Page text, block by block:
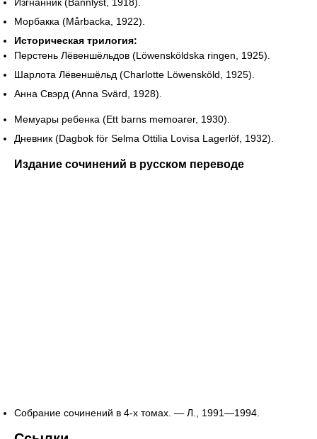
Морбакка (Mårbacka, 1922).
Историческая трилогия:
Перстень Лёвеншёльдов (Löwensköldska ringen, 1925).
Шарлота Лёвеншёльд (Charlotte Löwensköld, 1925).
Анна Свэрд (Anna Svärd, 1928).
Мемуары ребенка (Ett barns memoarer, 1930).
Дневник (Dagbok för Selma Ottilia Lovisa Lagerlöf, 1932).
Издание сочинений в русском переводе
Собрание сочинений в 4-х томах. — Л., 1991—1994.